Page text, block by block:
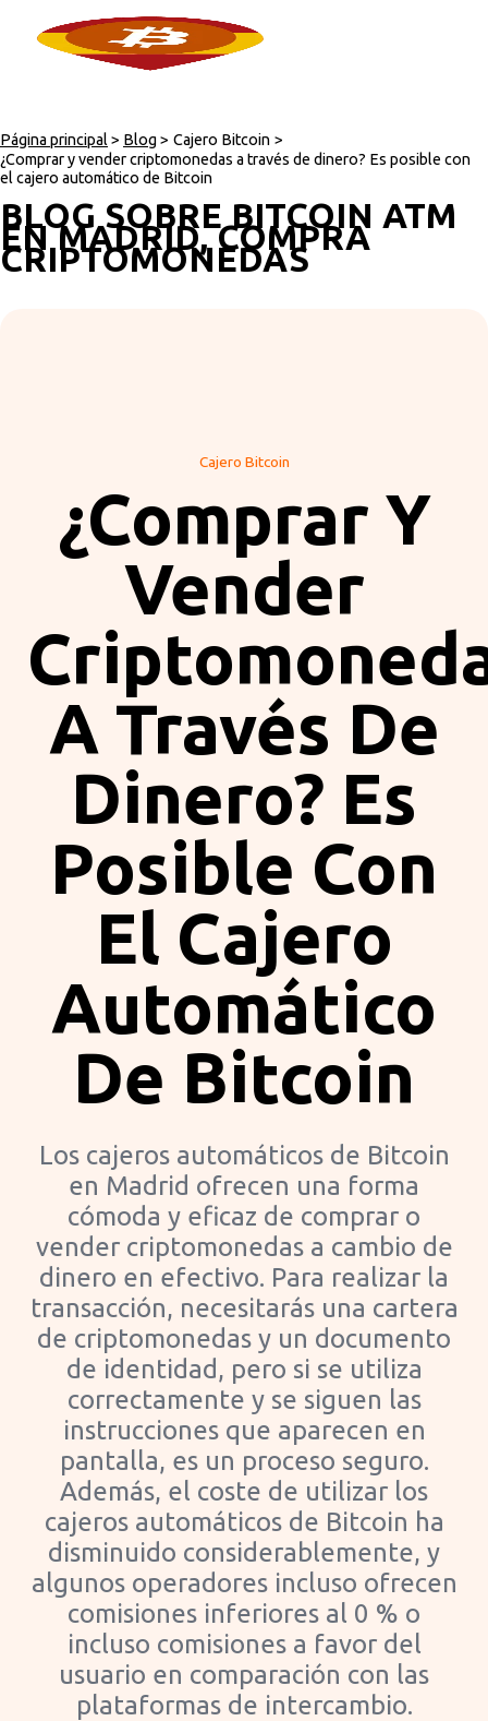
Página principal > Blog> Cajero Bitcoin >
¿Comprar y vender criptomonedas a través de dinero? Es posible con
el cajero automático de Bitcoin
BLOG SOBRE BITCOIN ATM
EN MADRID, COMPRA
CRIPTOMONEDAS
Cajero Bitcoin
¿Comprar Y
Vender
A Través De
Dinero? Es
Posible Con
El Cajero
Automático
De Bitcoin
Los cajeros automáticos de Bitcoin
en Madrid ofrecen una forma
cómoda y eficaz de comprar o
vender criptomonedas a cambio de
dinero en efectivo. Para realizar la
transacción, necesitarás una cartera
de criptomonedas y un documento
de identidad, pero si se utiliza
correctamente y se siguen las
instrucciones que aparecen en
pantalla, es un proceso seguro.
Además, el coste de utilizar los
cajeros automáticos de Bitcoin ha
disminuido considerablemente, y
algunos operadores incluso ofrecen
comisiones inferiores al 0 % o
incluso comisiones a favor del
usuario en comparación con las
plataformas de intercambio.